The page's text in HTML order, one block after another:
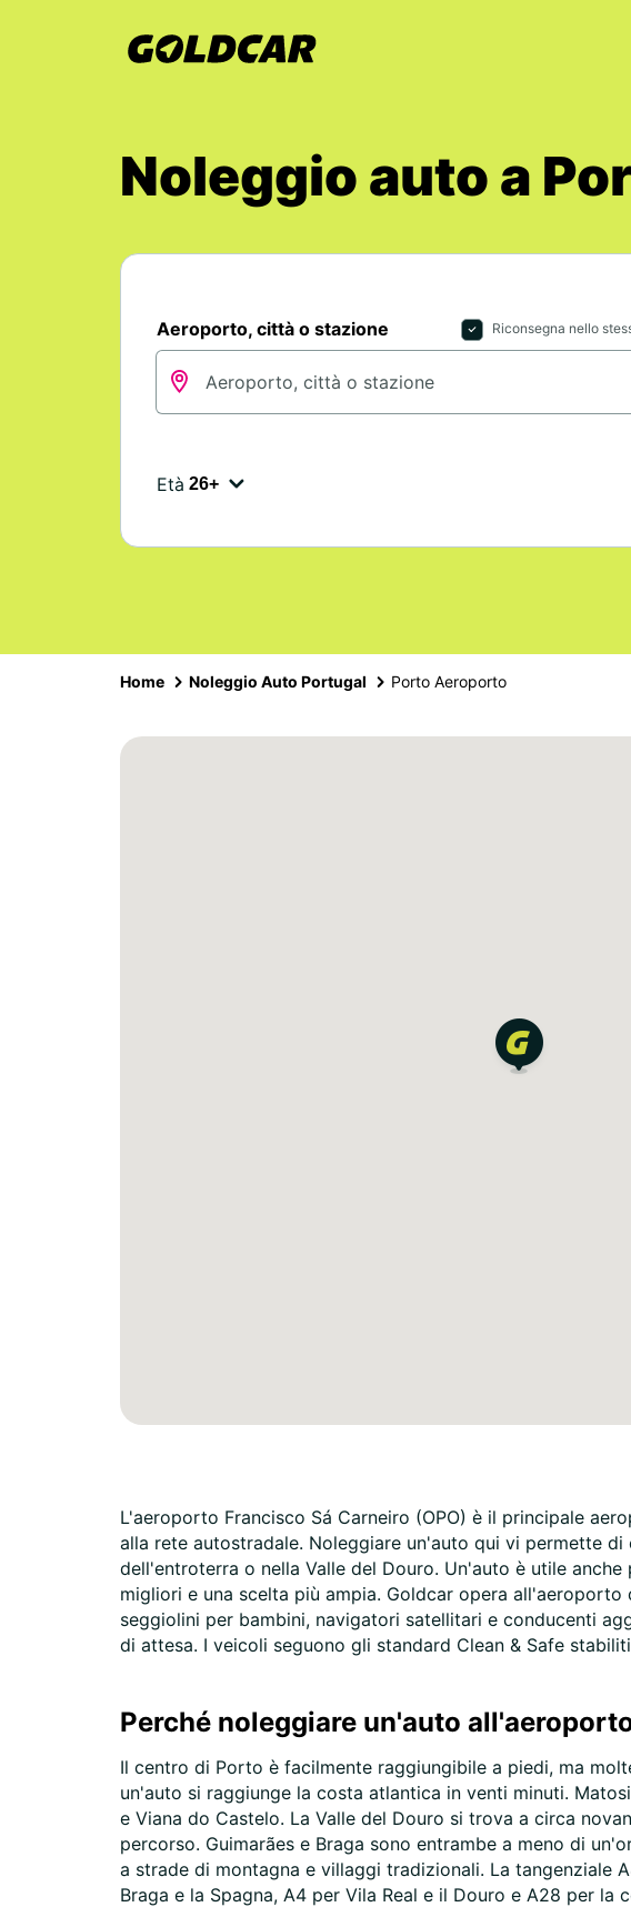
Noleggio auto a
Aeroporto, città o stazione Riconsegna nello
Età
Home Noleggio Auto Portugal Porto Aeroporto
L'aeroporto Francisco Sá Carneiro (OPO) è il principale
alla rete autostradale. Noleggiare un'auto qui vi permette
dell'entroterra o nella Valle del Douro. Un'auto è utile
migliori e una scelta più ampia. Goldcar opera
seggiolini per bambini, navigatori satellitari e conducenti
di attesa. I veicoli seguono gli standard Clean & Safe
Perché noleggiare un'auto
Il centro di Porto è facilmente raggiungibile a piedi, ma
un'auto si raggiunge la costa atlantica in venti minuti.
e Viana do Castelo. La Valle del Douro si trova a circa
percorso. Guimarães e Braga sono entrambe a meno di
a strade di montagna e villaggi tradizionali. La tangenziale
Braga e la Spagna, A4 per Vila Real e il Douro e A28 per